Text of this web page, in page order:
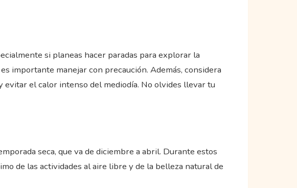
si planeas hacer paradas para explorar la
importante manejar con precaución. Además, considera
el calor intenso del mediodía. No olvides llevar tu
seca, que va de diciembre a abril. Durante estos
de las actividades al aire libre y de la belleza natural de